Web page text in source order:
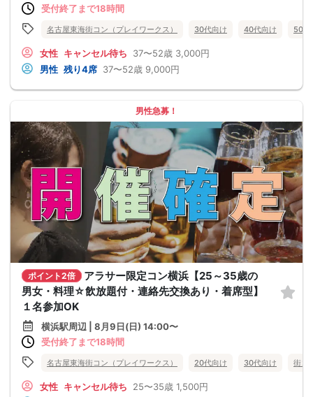
受付終了まで18時間
名古屋東海街コン（プレイワークス） 30代向け 40代向け 50代
女性 キャンセル待ち 37〜52歳 3,000円
男性 残り4席 37〜52歳 9,000円
男性急募！
ポイント2倍
アラサー限定コン横浜【25～35歳の
男女・料理☆飲放題付・連絡先交換あり・着席型】
１名参加OK
横浜駅周辺 | 8月9日(日) 14:00〜
受付終了まで18時間
名古屋東海街コン（プレイワークス） 20代向け 30代向け 街コ
女性 キャンセル待ち 25〜35歳 1,500円